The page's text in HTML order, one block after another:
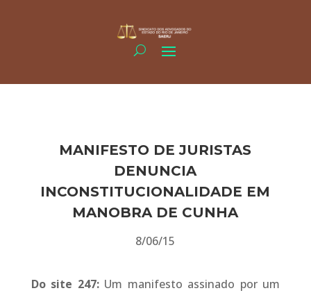
MANIFESTO DE JURISTAS
DENUNCIA
INCONSTITUCIONALIDADE EM
MANOBRA DE CUNHA
8/06/15
Do site 247:Um manifesto assinado por um